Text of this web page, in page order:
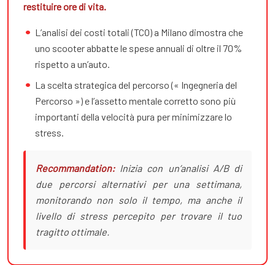
restituire ore di vita.
L’analisi dei costi totali (TCO) a Milano dimostra che
uno scooter abbatte le spese annuali di oltre il 70%
rispetto a un’auto.
La scelta strategica del percorso (« Ingegneria del
Percorso ») e l’assetto mentale corretto sono più
importanti della velocità pura per minimizzare lo
stress.
Recommandation:Inizia con un’analisi A/B di
due percorsi alternativi per una settimana,
monitorando non solo il tempo, ma anche il
livello di stress percepito per trovare il tuo
tragitto ottimale.